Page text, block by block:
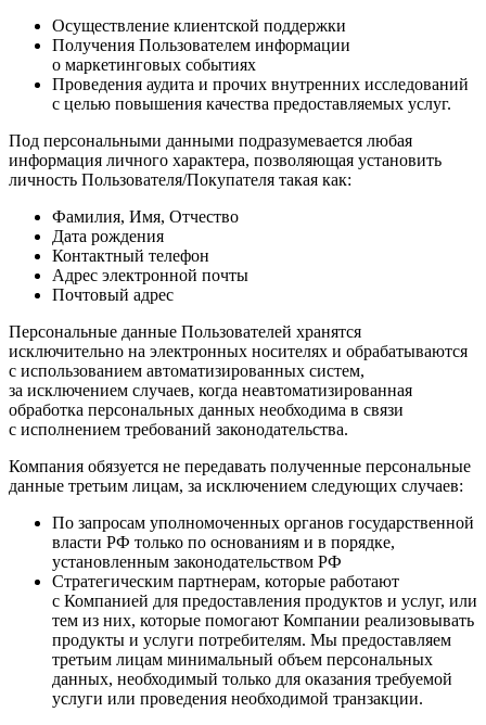
Осуществление клиентской поддержки
Получения Пользователем информации
о маркетинговых событиях
Проведения аудита и прочих внутренних исследований
с целью повышения качества предоставляемых услуг.
Под персональными данными подразумевается любая
информация личного характера, позволяющая установить
личность Пользователя/Покупателя такая как:
Фамилия, Имя, Отчество
Дата рождения
Контактный телефон
Адрес электронной почты
Почтовый адрес
Персональные данные Пользователей хранятся
исключительно на электронных носителях и обрабатываются
с использованием автоматизированных систем,
за исключением случаев, когда неавтоматизированная
обработка персональных данных необходима в связи
с исполнением требований законодательства.
Компания обязуется не передавать полученные персональные
данные третьим лицам, за исключением следующих случаев:
По запросам уполномоченных органов государственной
власти РФ только по основаниям и в порядке,
установленным законодательством РФ
Стратегическим партнерам, которые работают
с Компанией для предоставления продуктов и услуг, или
тем из них, которые помогают Компании реализовывать
продукты и услуги потребителям. Мы предоставляем
третьим лицам минимальный объем персональных
данных, необходимый только для оказания требуемой
услуги или проведения необходимой транзакции.